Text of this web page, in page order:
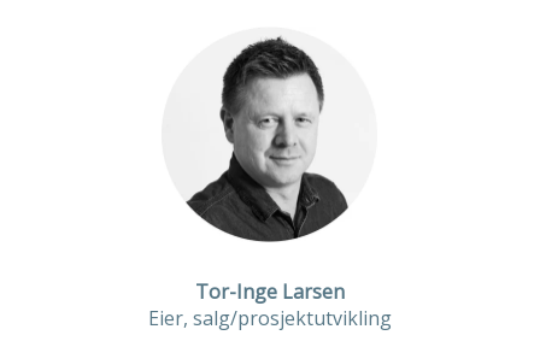
Tor-Inge Larsen
Eier, salg/prosjektutvikling